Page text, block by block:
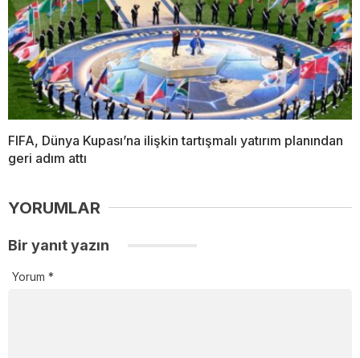
FIFA, Dünya Kupası’na ilişkin tartışmalı yatırım planından
geri adım attı
YORUMLAR
Bir yanıt yazın
Yorum *